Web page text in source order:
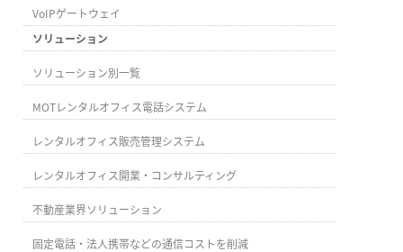
VoIPゲートウェイ
ソリューション
ソリューション別一覧
MOTレンタルオフィス電話システム
レンタルオフィス販売管理システム
レンタルオフィス開業・コンサルティング
不動産業界ソリューション
固定電話・法人携帯などの通信コストを削減